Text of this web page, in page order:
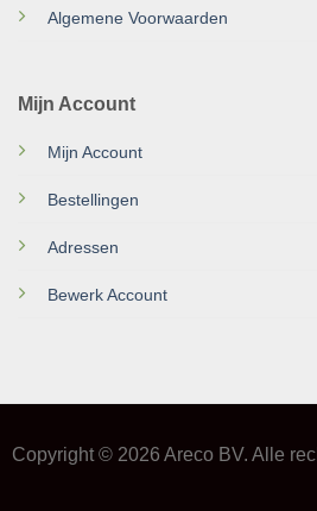
Algemene Voorwaarden
Mijn Account
Mijn Account
Bestellingen
Adressen
Bewerk Account
Copyright © 2026 Areco BV. Alle